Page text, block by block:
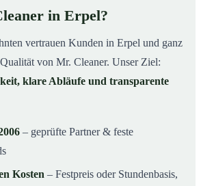
in Erpel?
vertrauen Kunden in Erpel und ganz
von Mr. Cleaner. Unser Ziel:
klare Abläufe und transparente
– geprüfte Partner & feste
Kosten – Festpreis oder Stundenbasis,